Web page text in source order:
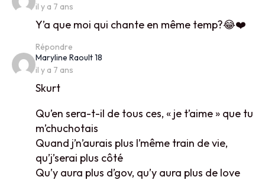
il y a 7 ans
Y’a que moi qui chante en même temp?😂❤️
Répondre
Maryline Raoult 18
il y a 7 ans
Skurt
Qu’en sera-t-il de tous ces, « je t’aime » que tu
m’chuchotais
Quand j’n’aurais plus l’même train de vie,
qu’j’serai plus côté
Qu’y aura plus d’gov, qu’y aura plus de love